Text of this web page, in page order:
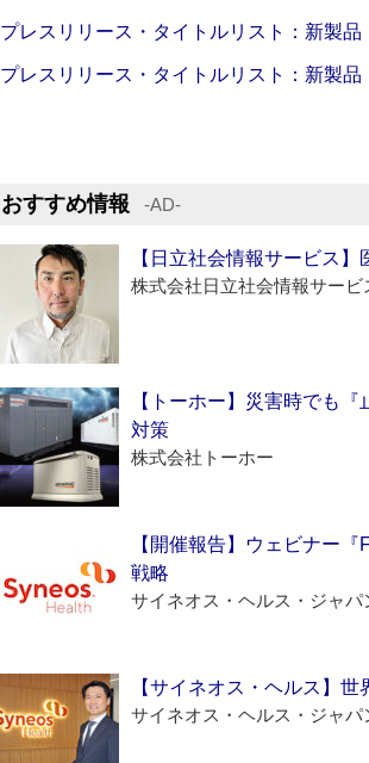
プレスリリース・タイトルリスト：新製
プレスリリース・タイトルリスト：新製
おすすめ情報 ‐AD‐
【日立社会情報サービス
株式会社日立社会情報サービ
【トーホー】災害時でも
対策
株式会社トーホー
【開催報告】ウェビナー
戦略
サイネオス・ヘルス・ジャパ
【サイネオス・ヘルス】
サイネオス・ヘルス・ジャパ